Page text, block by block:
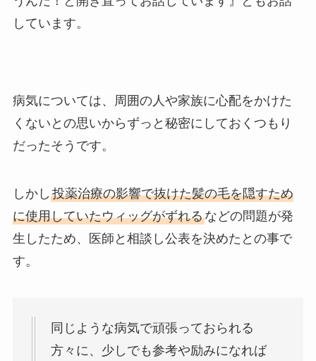
しています。
病気については、周囲の人や家族に心配をかけた
くないとの思いからずっと秘密にしておくつもり
だったそうです。
しかし 投薬治療の影響で抜けた髪の毛を隠すため
に使用していたウィッグがずれるなどの問題が発
生したため、医師と相談し公表を決めたとの事で
す。
同じような病気で頑張っておられる
方々に、少しでも参考や励みになれば